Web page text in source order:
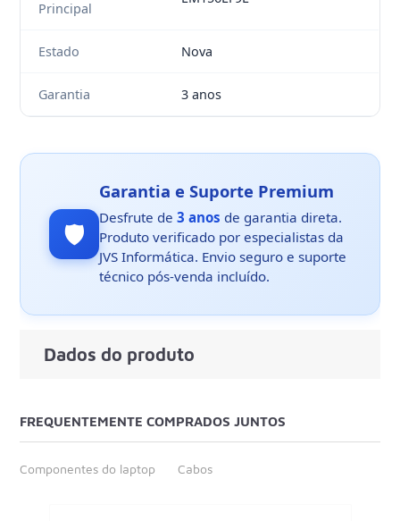
Principal
Estado Nova
Garantia 3 anos
🛡️
Garantia e Suporte Premium
Desfrute de3 anos de garantia direta.
Produto verificado por especialistas da
JVS Informática. Envio seguro e suporte
técnico pós-venda incluído.
Dados do produto
FREQUENTEMENTE COMPRADOS JUNTOS
Componentes do laptop Cabos